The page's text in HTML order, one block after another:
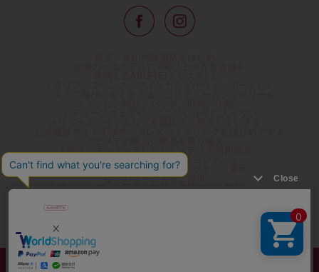
人気ランキングやテレビなどメディア着用商品、
雑誌掲載商品情報を紹介するコンテンツ、
プレゼント包装無料や独自のポイント還元
などのサービスをご提供。
心躍るインポートアクセサリーや時計、小物などで、
夢やときめきを与えられるよう願っています。
◆ギフトラッピング無料/11,000円以上のご注文で送料無料◆